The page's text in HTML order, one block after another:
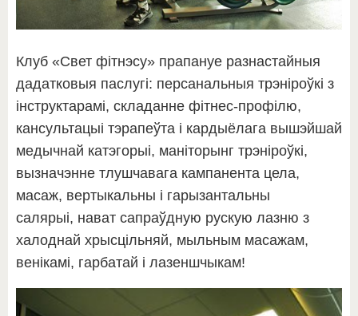
Клуб «Свет фітнэсу» прапануе разнастайныя
дадатковыя паслугі: персанальныя трэніроўкі з
інструктарамі, складанне фітнес-профілю,
кансультацыі тэрапеўта і кардыёлага вышэйшай
медычнай катэгорыі, маніторынг трэніроўкі,
вызначэнне тлушчавага кампанента цела,
масаж, вертыкальны і гарызантальны
салярыі, нават сапраўдную рускую лазню з
халоднай хрысцільняй, мыльным масажам,
венікамі, гарбатай і лазеншчыкам!